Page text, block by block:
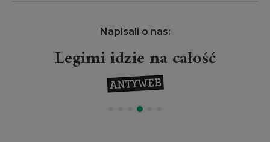
Napisali o nas:
Legimi idzie na całość